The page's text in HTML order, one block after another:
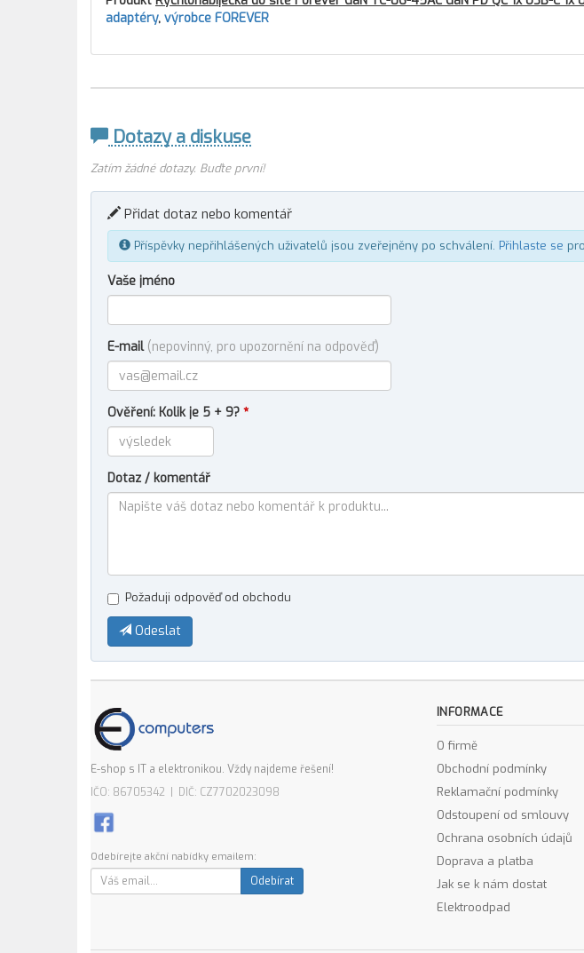
adaptéry, výrobce FOREVER
Dotazy a diskuse
Zatím žádné dotazy. Buďte první!
Přidat dotaz nebo komentář
Příspěvky nepřihlášených uživatelů jsou zveřejněny po schválení. Přihlaste se
Vaše jméno
E-mail (nepovinný, pro upozornění na odpověď)
Ověření: Kolik je 5 + 9? *
Dotaz / komentář
Požaduji odpověď od obchodu
Odeslat
E-shop s IT a elektronikou. Vždy najdeme řešení!
IČO: 86705342 | DIČ: CZ7702023098
Odebírejte akční nabídky emailem:
Odebírat
INFORMACE
O firmě
Obchodní podmínky
Reklamační podmínky
Odstoupení od smlouvy
Ochrana osobních údajů
Doprava a platba
Jak se k nám dostat
Elektroodpad